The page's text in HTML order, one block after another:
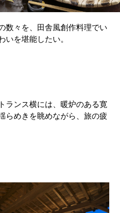
数々を、田舎風創作料理でい
いを堪能したい。
ランス横には、暖炉のある寛
らめきを眺めながら、旅の疲